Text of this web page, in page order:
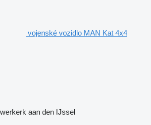
vojenské vozidlo MAN Kat 4x4
aan den IJssel